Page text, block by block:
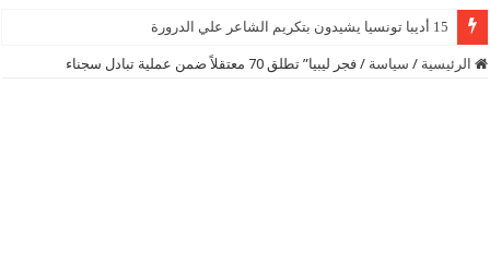
15 أديبا تونسيا يشيدون بتكريم الشاعر علي الدرورة
الرئيسية / سياسة / فجر ليبيا” تطلق 70 معتقلاً ضمن عملية تبادل سجناء